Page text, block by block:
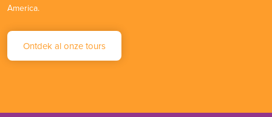
America.
Ontdek al onze tours